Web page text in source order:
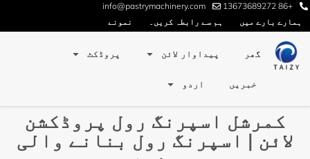
+86 13673689272
info@pastrymachinery.com
ہمارے بارے میں
ہم سے رابطہ کریں۔ نمونے
گھر پیداوار لائن پروڈکٹ
خبریں اردو
کمرشل اسپرنگ رول پروڈکشن
لائن | اسپرنگ رول بنانے والی